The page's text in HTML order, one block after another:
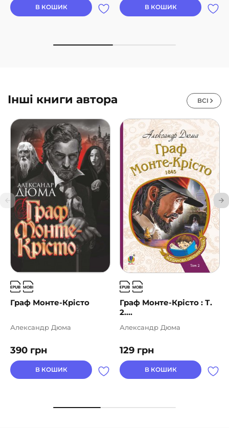
В КОШИК В КОШИК
Інші книги автора ВСІ
Граф Монте-Крісто
390 грн
Александр Дюма
В КОШИК
Граф Монте-Крісто : Т.
2....
129 грн
Александр Дюма
В КОШИК